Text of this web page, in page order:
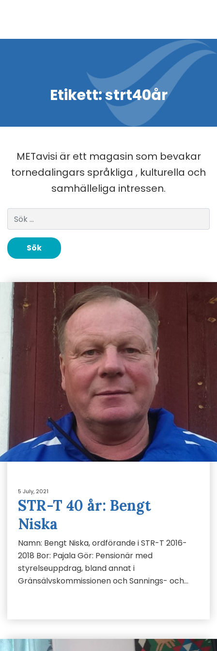
Etikett:strt40år
METavisi är ett magasin som bevakar
tornedalingars språkliga , kulturella och
samhälleliga intressen.
Sök efter:
5 July, 2021
STR-T 40 år: Bengt
Niska
Namn: Bengt Niska, ordförande i STR-T 2016-
2018 Bor: Pajala Gör: Pensionär med
styrelseuppdrag, bland annat i
Gränsälvskommissionen och Sannings- och…